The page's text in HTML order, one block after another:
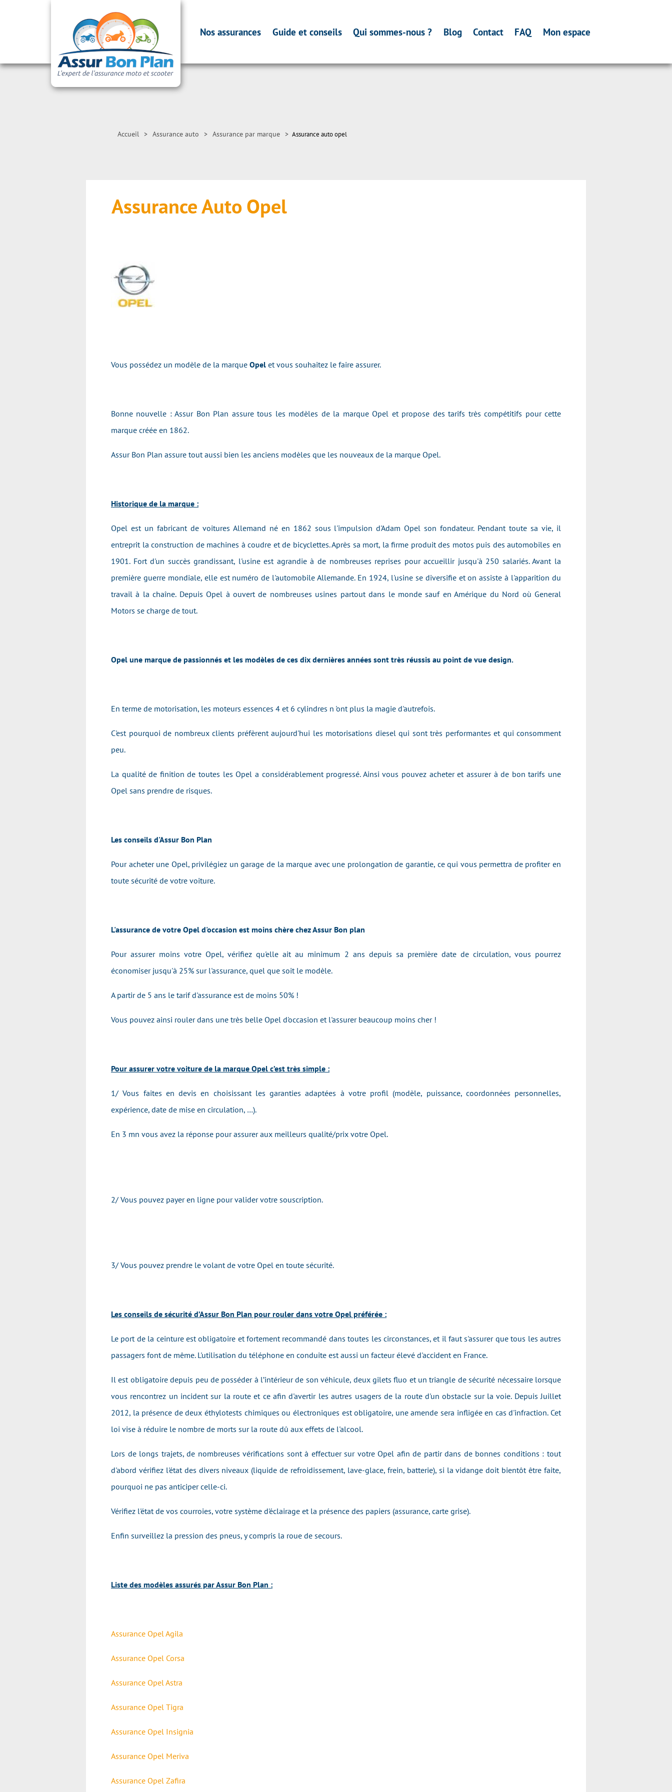
Nos assurances Guide et conseils Qui sommes-nous ? Blog Contact FAQ Mon espace
Accueil > Assurance auto > Assurance par marque > Assurance auto opel
Assurance Auto Opel
Vous possédez un modèle de la marque Opel et vous souhaitez le faire assurer.
Bonne nouvelle : Assur Bon Plan assure tous les modèles de la marque Opel et propose des tarifs très compétitifs pour cette
marque créée en 1862.
Assur Bon Plan assure tout aussi bien les anciens modèles que les nouveaux de la marque Opel.
Historique de la marque :
Opel est un fabricant de voitures Allemand né en 1862 sous l'impulsion d'Adam Opel son fondateur. Pendant toute sa vie, il
entreprit la construction de machines à coudre et de bicyclettes. Après sa mort, la firme produit des motos puis des automobiles en
1901. Fort d'un succès grandissant, l'usine est agrandie à de nombreuses reprises pour accueillir jusqu'à 250 salariés. Avant la
première guerre mondiale, elle est numéro de l'automobile Allemande. En 1924, l'usine se diversifie et on assiste à l'apparition du
travail à la chaîne. Depuis Opel à ouvert de nombreuses usines partout dans le monde sauf en Amérique du Nord où General
Motors se charge de tout.
Opel une marque de passionnés et les modèles de ces dix dernières années sont très réussis au point de vue design.
En terme de motorisation, les moteurs essences 4 et 6 cylindres n 'ont plus la magie d'autrefois.
C'est pourquoi de nombreux clients préfèrent aujourd'hui les motorisations diesel qui sont très performantes et qui consomment
peu.
La qualité de finition de toutes les Opel a considérablement progressé. Ainsi vous pouvez acheter et assurer à de bon tarifs une
Opel sans prendre de risques.
Les conseils d'Assur Bon Plan
Pour acheter une Opel, privilégiez un garage de la marque avec une prolongation de garantie, ce qui vous permettra de profiter en
toute sécurité de votre voiture.
L'assurance de votre Opel d'occasion est moins chère chez Assur Bon plan
Pour assurer moins votre Opel, vérifiez qu'elle ait au minimum 2 ans depuis sa première date de circulation, vous pourrez
économiser jusqu'à 25% sur l'assurance, quel que soit le modèle.
A partir de 5 ans le tarif d'assurance est de moins 50% !
Vous pouvez ainsi rouler dans une très belle Opel d'occasion et l'assurer beaucoup moins cher !
Pour assurer votre voiture de la marque Opel c’est très simple :
1/ Vous faites en devis en choisissant les garanties adaptées à votre profil (modèle, puissance, coordonnées personnelles,
expérience, date de mise en circulation, …).
En 3 mn vous avez la réponse pour assurer aux meilleurs qualité/prix votre Opel.
2/ Vous pouvez payer en ligne pour valider votre souscription.
3/ Vous pouvez prendre le volant de votre Opel en toute sécurité.
Les conseils de sécurité d’Assur Bon Plan pour rouler dans votre Opel préférée :
Le port de la ceinture est obligatoire et fortement recommandé dans toutes les circonstances, et il faut s'assurer que tous les autres
passagers font de même. L'utilisation du téléphone en conduite est aussi un facteur élevé d'accident en France.
Il est obligatoire depuis peu de posséder à l’intérieur de son véhicule, deux gilets fluo et un triangle de sécurité nécessaire lorsque
vous rencontrez un incident sur la route et ce afin d'avertir les autres usagers de la route d'un obstacle sur la voie. Depuis Juillet
2012, la présence de deux éthylotests chimiques ou électroniques est obligatoire, une amende sera infligée en cas d'infraction. Cet
loi vise à réduire le nombre de morts sur la route dû aux effets de l'alcool.
Lors de longs trajets, de nombreuses vérifications sont à effectuer sur votre Opel afin de partir dans de bonnes conditions : tout
d'abord vérifiezl'état des divers niveaux (liquide de refroidissement, lave-glace, frein, batterie), si la vidange doit bientôt être faite,
pourquoi ne pas anticiper celle-ci.
Vérifiez l'étatde vos courroies, votre système d'éclairage et la présence des papiers (assurance, carte grise).
Enfin surveillez la pression des pneus, y compris la roue de secours.
Liste des modèles assurés par Assur Bon Plan :
Assurance Opel Agila
Assurance Opel Corsa
Assurance Opel Astra
Assurance Opel Tigra
Assurance Opel Insignia
Assurance Opel Meriva
Assurance Opel Zafira